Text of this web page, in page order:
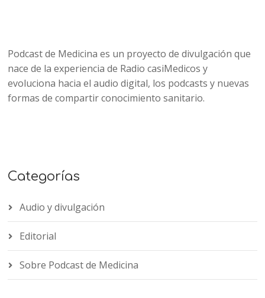
Podcast de Medicina es un proyecto de divulgación que
nace de la experiencia de Radio casiMedicos y
evoluciona hacia el audio digital, los podcasts y nuevas
formas de compartir conocimiento sanitario.
Categorías
Audio y divulgación
Editorial
Sobre Podcast de Medicina